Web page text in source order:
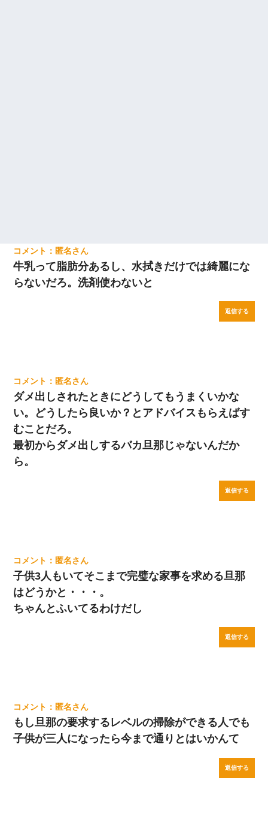
匿名
牛乳って脂肪分あるし、水拭きだけでは綺麗にな
らないだろ。洗剤使わないと
返信する
匿名
ダメ出しされたときにどうしてもうまくいかな
い。どうしたら良いか？とアドバイスもらえばす
むことだろ。
最初からダメ出しするバカ旦那じゃないんだか
ら。
返信する
匿名
子供3人もいてそこまで完璧な家事を求める旦那
はどうかと・・・。
ちゃんとふいてるわけだし
返信する
匿名
もし旦那の要求するレベルの掃除ができる人でも
子供が三人になったら今まで通りとはいかんて
返信する